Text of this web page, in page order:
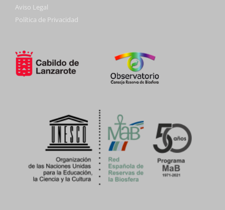
Aviso Legal
Política de Privacidad